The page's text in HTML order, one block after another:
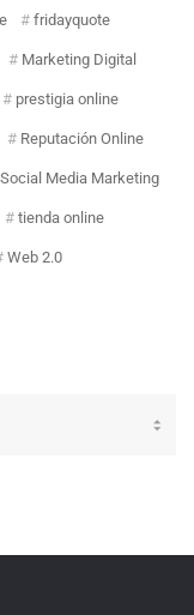
fridayquote
Marketing Digital
prestigia online
Reputación Online
Social Media Marketing
tienda online
Web 2.0